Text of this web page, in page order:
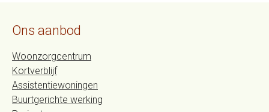
Ons aanbod
Woonzorgcentrum
Kortverblijf
Assistentiewoningen
Buurtgerichte werking